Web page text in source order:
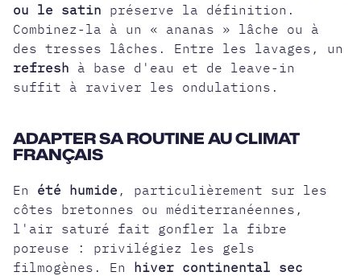
ou le satin préserve la définition.
Combinez-la à un « ananas » lâche ou à
des tresses lâches. Entre les lavages, un
refresh à base d'eau et de leave-in
suffit à raviver les ondulations.
ADAPTER SA ROUTINE AU CLIMAT
FRANÇAIS
En été humide , particulièrement sur les
côtes bretonnes ou méditerranéennes,
l'air saturé fait gonfler la fibre
poreuse : privilégiez les gels
filmogènes. En hiver continental sec